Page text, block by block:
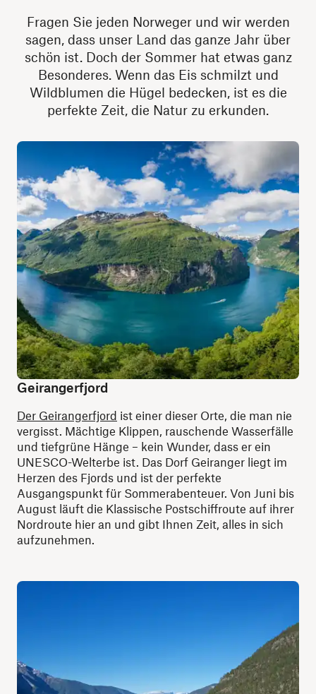
Fragen Sie jeden Norweger und wir werden
sagen, dass unser Land das ganze Jahr über
schön ist. Doch der Sommer hat etwas ganz
Besonderes. Wenn das Eis schmilzt und
Wildblumen die Hügel bedecken, ist es die
perfekte Zeit, die Natur zu erkunden.
Geirangerfjord
Der Geirangerfjord ist einer dieser Orte, die man nie
vergisst. Mächtige Klippen, rauschende Wasserfälle
und tiefgrüne Hänge – kein Wunder, dass er ein
UNESCO-Welterbe ist. Das Dorf Geiranger liegt im
Herzen des Fjords und ist der perfekte
Ausgangspunkt für Sommerabenteuer. Von Juni bis
August läuft die Klassische Postschiffroute auf ihrer
Nordroute hier an und gibt Ihnen Zeit, alles in sich
aufzunehmen.